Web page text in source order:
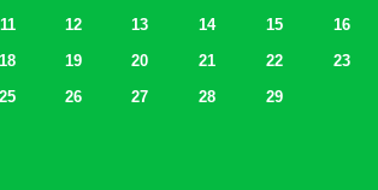
11 12 13 14 15
16
18 19 20 21 22
23
25 26 27 28 29